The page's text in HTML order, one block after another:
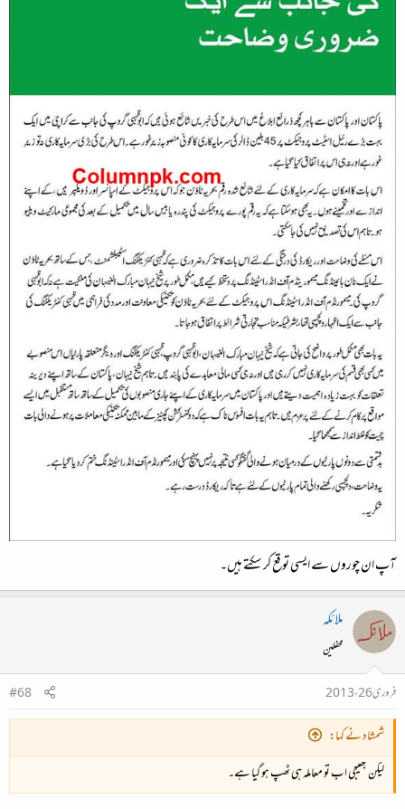
آپ ان چوروں سے ایسی توقع کر سکتے ہیں۔
ملائکہ
محفلین
فروری 26، 2013
#68
شمشاد نے کہا:
لیکن بھتیجی اب تو معاملہ ہی ٹھپ ہو گیا ہے۔